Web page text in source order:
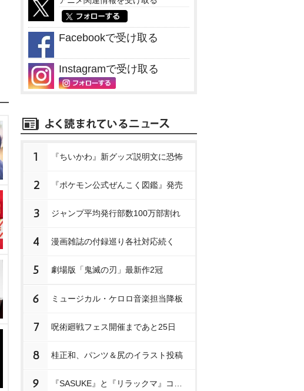
Facebookで受け取る
Instagramで受け取る
1 『ちいかわ』新グッズ説明文に恐怖
2 『ポケモン公式ぜんこく図鑑』発売
3 ジャンプ平均発行部数100万部割れ
4 漫画雑誌の付録巡り各社対応続く
5 劇場版「鬼滅の刃」最新作2冠
6 ミュージカル・ケロロ音楽担当降板
7 呪術廻戦フェス開催まであと25日
8 桂正和、パンツ＆尻のイラスト投稿
9